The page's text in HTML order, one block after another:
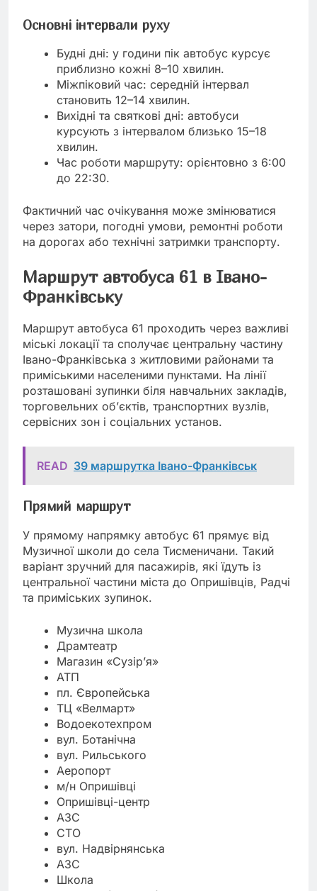
Основні інтервали руху
Будні дні: у години пік автобус курсує
приблизно кожні 8–10 хвилин.
Міжпіковий час: середній інтервал
становить 12–14 хвилин.
Вихідні та святкові дні: автобуси
курсують з інтервалом близько 15–18
хвилин.
Час роботи маршруту: орієнтовно з 6:00
до 22:30.
Фактичний час очікування може змінюватися
через затори, погодні умови, ремонтні роботи
на дорогах або технічні затримки транспорту.
Маршрут автобуса 61 в Івано-
Франківську
Маршрут автобуса 61 проходить через важливі
міські локації та сполучає центральну частину
Івано-Франківська з житловими районами та
приміськими населеними пунктами. На лінії
розташовані зупинки біля навчальних закладів,
торговельних об’єктів, транспортних вузлів,
сервісних зон і соціальних установ.
READ 39 маршрутка Івано-Франківськ
Прямий маршрут
У прямому напрямку автобус 61 прямує від
Музичної школи до села Тисменичани. Такий
варіант зручний для пасажирів, які їдуть із
центральної частини міста до Опришівців, Радчі
та приміських зупинок.
Музична школа
Драмтеатр
Магазин «Сузір’я»
АТП
пл. Європейська
ТЦ «Велмарт»
Водоекотехпром
вул. Ботанічна
вул. Рильського
Аеропорт
м/н Опришівці
Опришівці-центр
АЗС
СТО
вул. Надвірнянська
АЗС
Школа